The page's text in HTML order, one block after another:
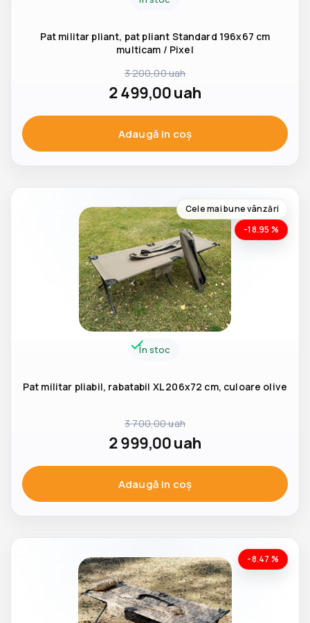
Pat militar pliant, pat pliant Standard 196x67 cm
multicam / Pixel
3 200,00uah
2 499,00uah
Adaugă in coş
Cele mai bune vânzări
-18.95 %
În stoc
Pat militar pliabil, rabatabil XL 206x72 cm, culoare olive
3 700,00uah
2 999,00uah
Adaugă in coş
-8.47 %